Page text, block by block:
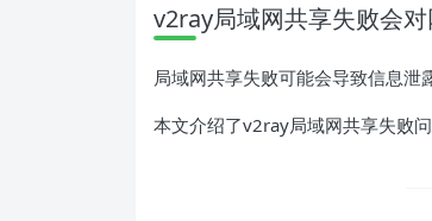
v2ray局域网共享失败会
局域网共享失败可能会导致信息泄
本文介绍了v2ray局域网共享失败